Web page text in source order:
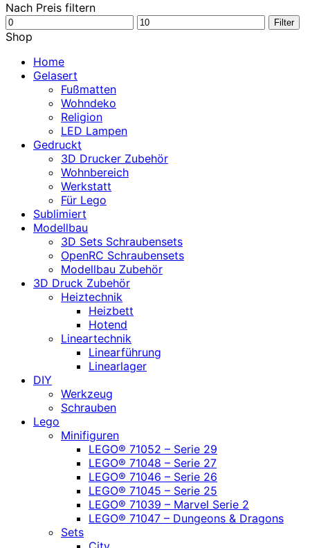
Nach Preis filtern
Min.
Preis
Max.
Filter
Shop
Home
Gelasert
Fußmatten
Wohndeko
Religion
LED Lampen
Gedruckt
3D Drucker Zubehör
Wohnbereich
Werkstatt
Für Lego
Sublimiert
Modellbau
3D Sets Schraubensets
OpenRC Schraubensets
Modellbau Zubehör
3D Druck Zubehör
Heiztechnik
Heizbett
Hotend
Lineartechnik
Linearführung
Linearlager
DIY
Werkzeug
Schrauben
Lego
Minifiguren
LEGO® 71052 – Serie 29
LEGO® 71048 – Serie 27
LEGO® 71046 – Serie 26
LEGO® 71045 – Serie 25
LEGO® 71039 – Marvel Serie 2
LEGO® 71047 – Dungeons & Dragons
Sets